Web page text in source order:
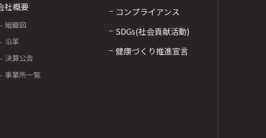
社概要
組織図
沿革
決算公告
事業所一覧
コンプライアンス
SDGs(社会貢献活動)
健康づくり推進宣言